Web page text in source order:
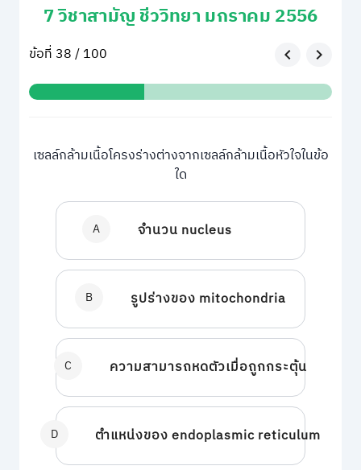
7 วิชาสามัญ ชีววิทยา มกราคม 2556
ข้อที่ 38 / 100
เซลล์กล้ามเนื้อโครงร่างต่างจากเซลล์กล้ามเนื้อหัวใจในข้อ
ใด
A จำนวน nucleus
B รูปร่างของ mitochondria
C ความสามารถหดตัวเมื่อถูกกระตุ้น
D ตำแหน่งของ endoplasmic reticulum